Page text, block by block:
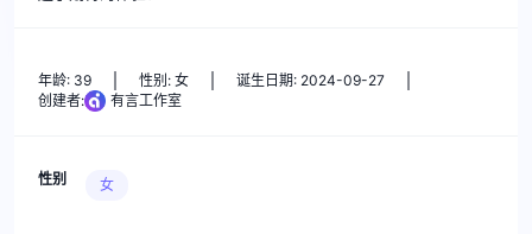
年龄: 39 性别: 女
诞生日期: 2024-09-27
创建者:
有言工作室
性别 女